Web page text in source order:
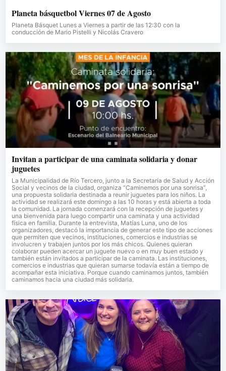
Planeta básquetbol Viernes 07 de Agosto
Planeta Básquet Lunes a Viernes a partir de las 12:30 con la
conducción de Mario Pistelli y Nicolás Cravero
Invitan a participar de una caminata solidaria y donar
juguetes
La Municipalidad de Río Tercero, junto a la Secretaría de Salud y Acción
Social y vecinos de la ciudad, organiza “Caminemos por una sonrisa”,
una propuesta solidaria destinada a reunir juguetes para los niños. La
actividad se realizará este domingo a las 10 horas y está abierta a toda
la comunidad. La jornada comenzará con la recepción de juguetes y
una bienvenida para luego compartir una caminata y una actividad
física en familia. Durante la entrevista, Matías Luna, uno de los
organizadores, destacó la importancia de generar este tipo de acciones
que permiten que vecinos, instituciones, comercios e industrias se
involucren y trabajen juntos por los más chicos. Quienes quieran
colaborar pueden acercar un juguete nuevo o en muy buen estado y
también están invitados a participar de la caminata. Las instituciones,
comercios e industrias que quieran sumarse todavía están a tiempo de
acompañar esta iniciativa. Porque cuando caminamos juntos, también
caminamos hacia una ciudad más solidaria.